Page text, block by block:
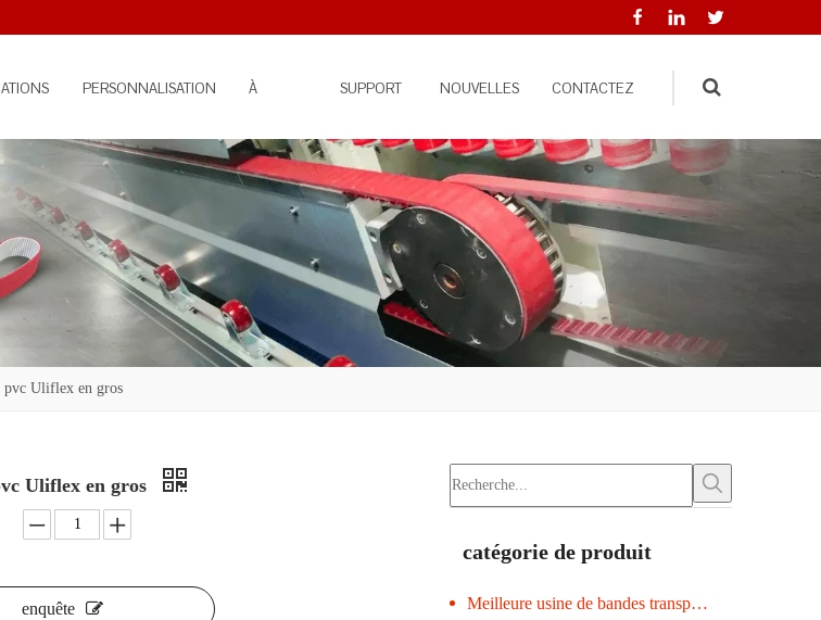
PERSONNALISATION À
PROPOS
SUPPORT NOUVELLES CONTACTEZ
Search
pvc Uliflex en gros
Uliflex en gros
enquête
catégorie de produit
Meilleure usine de bandes transporteuses